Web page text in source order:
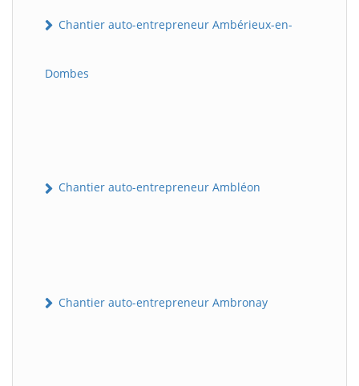
Chantier auto-entrepreneur Ambérieux-en-
Dombes
Chantier auto-entrepreneur Ambléon
Chantier auto-entrepreneur Ambronay